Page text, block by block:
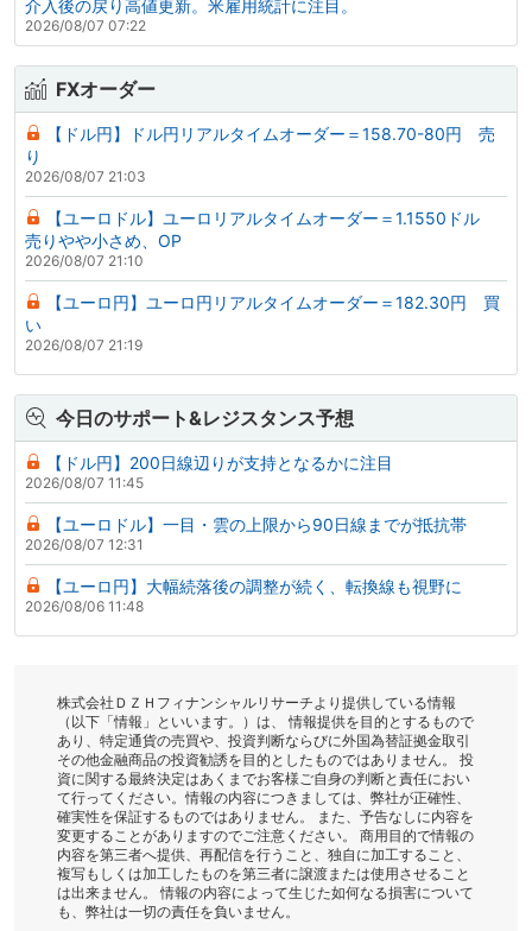
介入後の戻り高値更新。米雇用統計に注目。
2026/08/07 07:22
FXオーダー
【ドル円】ドル円リアルタイムオーダー＝158.70-80円 売
り
2026/08/07 21:03
【ユーロドル】ユーロリアルタイムオーダー＝1.1550ドル
売りやや小さめ、OP
2026/08/07 21:10
【ユーロ円】ユーロ円リアルタイムオーダー＝182.30円 買
い
2026/08/07 21:19
今日のサポート&レジスタンス予想
【ドル円】200日線辺りが支持となるかに注目
2026/08/07 11:45
【ユーロドル】一目・雲の上限から90日線までが抵抗帯
2026/08/07 12:31
【ユーロ円】大幅続落後の調整が続く、転換線も視野に
2026/08/06 11:48
株式会社ＤＺＨフィナンシャルリサーチより提供している情報
（以下「情報」といいます。）は、 情報提供を目的とするもので
あり、特定通貨の売買や、投資判断ならびに外国為替証拠金取引
その他金融商品の投資勧誘を目的としたものではありません。 投
資に関する最終決定はあくまでお客様ご自身の判断と責任におい
て行ってください。情報の内容につきましては、弊社が正確性、
確実性を保証するものではありません。 また、予告なしに内容を
変更することがありますのでご注意ください。 商用目的で情報の
内容を第三者へ提供、再配信を行うこと、独自に加工すること、
複写もしくは加工したものを第三者に譲渡または使用させること
は出来ません。 情報の内容によって生じた如何なる損害について
も、弊社は一切の責任を負いません。